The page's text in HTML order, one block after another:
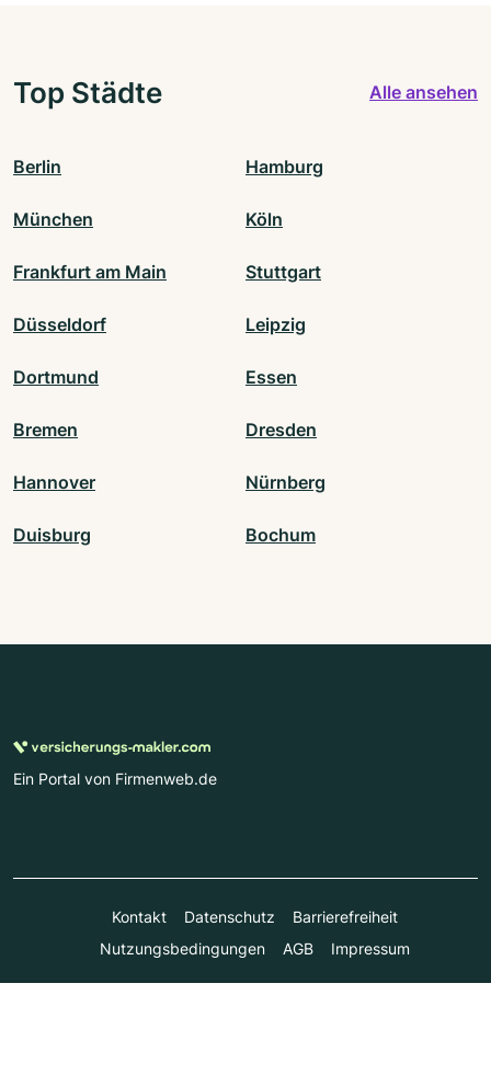
Top Städte Alle ansehen
Berlin Hamburg
München Köln
Frankfurt am Main Stuttgart
Düsseldorf Leipzig
Dortmund Essen
Bremen Dresden
Hannover Nürnberg
Duisburg Bochum
Ein Portal von Firmenweb.de
Kontakt Datenschutz
Barrierefreiheit
Nutzungsbedingungen
AGB Impressum